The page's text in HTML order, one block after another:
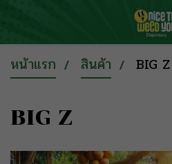
หน้าแรก สินค้า BIG Z
BIG Z